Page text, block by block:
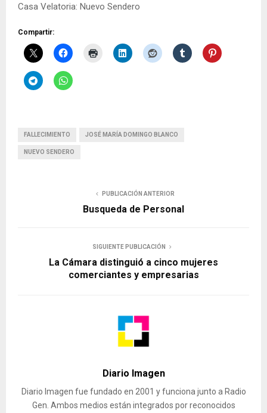
Casa Velatoria: Nuevo Sendero
Compartir:
FALLECIMIENTO JOSÉ MARÍA DOMINGO BLANCO
NUEVO SENDERO
PUBLICACIÓN ANTERIOR
Busqueda de Personal
SIGUIENTE PUBLICACIÓN
La Cámara distinguió a cinco mujeres
comerciantes y empresarias
Diario Imagen
Diario Imagen fue fundado en 2001 y funciona junto a Radio
Gen. Ambos medios están integrados por reconocidos